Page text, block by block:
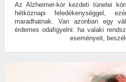
Az Alzheimer-kór kezdeti tünetei
hétköznapi feledékenységgel,
maradhatnak. Van azonban egy
érdemes odafigyelni: ha valaki
eseményeit,